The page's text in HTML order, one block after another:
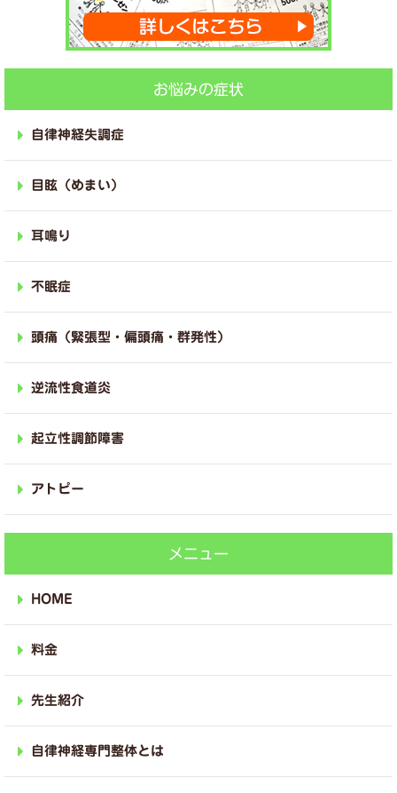
お悩みの症状
自律神経失調症
目眩（めまい）
耳鳴り
不眠症
頭痛（緊張型・偏頭痛・群発性）
逆流性食道炎
起立性調節障害
アトピー
メニュー
HOME
料金
先生紹介
自律神経専門整体とは